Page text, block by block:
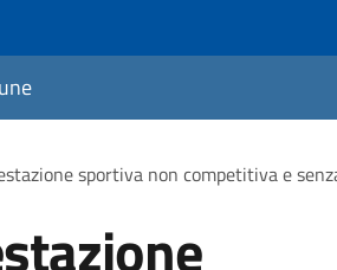
sportiva non competitiva e